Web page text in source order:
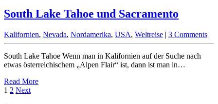
South Lake Tahoe und Sacramento
Kalifornien, Nevada, Nordamerika, USA, Weltreise | 3 Comments
South Lake Tahoe Wenn man in Kalifornien auf der Suche nach
etwas österreichischem „Alpen Flair“ ist, dann ist man in…
Read More
1 2 Next